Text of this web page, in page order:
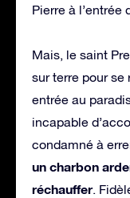
Pierre à l’entrée
Mais, le saint
sur terre pour se
entrée au
incapable
condamné à
un charbon
réchauffer.